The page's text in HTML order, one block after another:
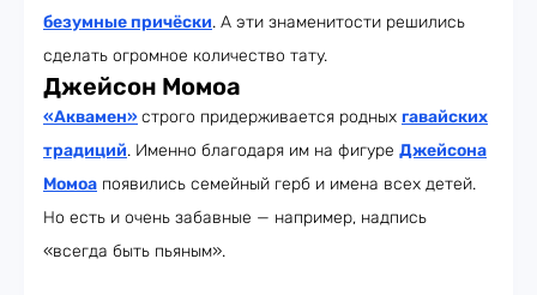
безумные причёски. А эти знаменитости решились
сделать огромное количество тату.
Джейсон Момоа
«Аквамен»строго придерживается родных гавайских
традиций. Именно благодаря им на фигуре Джейсона
Момоа появились семейный герб и имена всех детей.
Но есть и очень забавные — например, надпись
«всегда быть пьяным».